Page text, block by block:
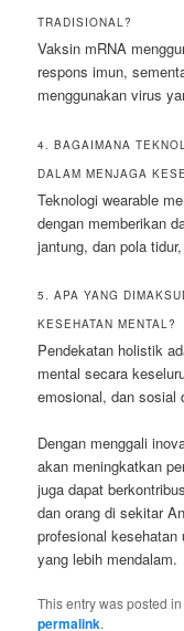
TRADISIONAL?
Vaksin mRNA
respons imun,
menggunakan virus
4. BAGAIMANA
DALAM MENJAGA
Teknologi wearable
dengan memberikan
jantung, dan pola
5. APA YANG
KESEHATAN MENTAL?
Pendekatan holistik
mental secara
emosional, dan sosial
Dengan menggali
akan meningkatkan
juga dapat
dan orang di sekitar
profesional
yang lebih mendalam.
This entry was posted
permalink.